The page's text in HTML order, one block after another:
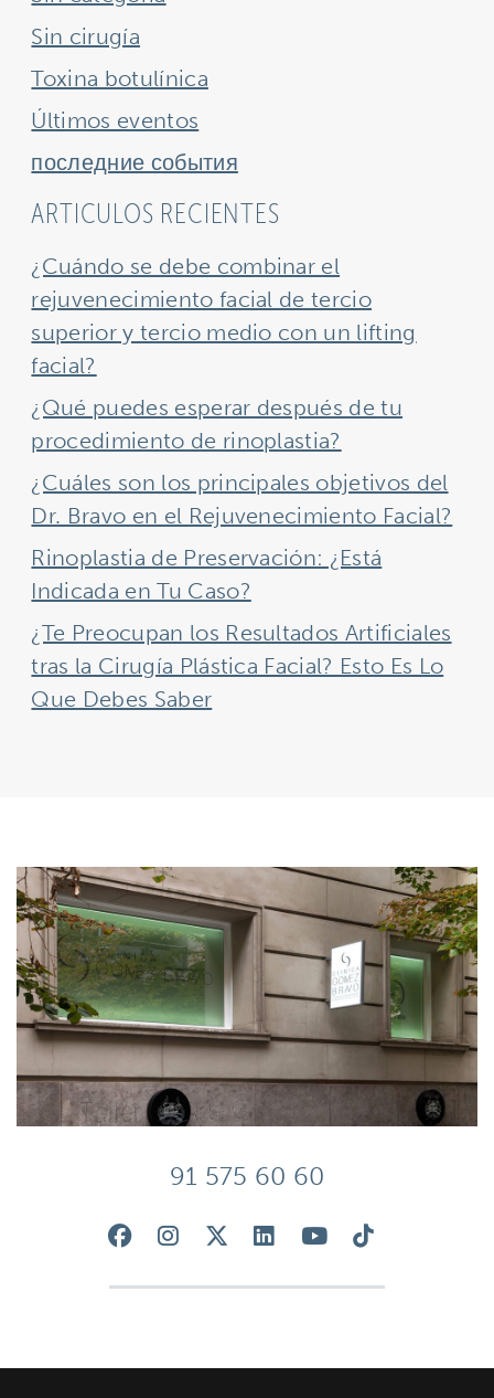
Sin cirugía
Toxina botulínica
Últimos eventos
последние события
ARTICULOS RECIENTES
¿Cuándo se debe combinar el
rejuvenecimiento facial de tercio
superior y tercio medio con un lifting
facial?
¿Qué puedes esperar después de tu
procedimiento de rinoplastia?
¿Cuáles son los principales objetivos del
Dr. Bravo en el Rejuvenecimiento Facial?
Rinoplastia de Preservación: ¿Está
Indicada en Tu Caso?
¿Te Preocupan los Resultados Artificiales
tras la Cirugía Plástica Facial? Esto Es Lo
Que Debes Saber
91 575 60 60